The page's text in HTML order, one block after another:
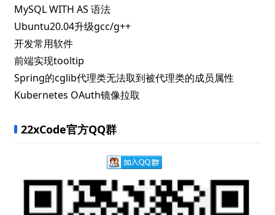
MySQL WITH AS 语法
Ubuntu20.04升级gcc/g++
开发常用软件
前端实现tooltip
Spring的cglib代理类无法取到被代理类的成员属性
Kubernetes OAuth镜像拉取
22xCode官方QQ群